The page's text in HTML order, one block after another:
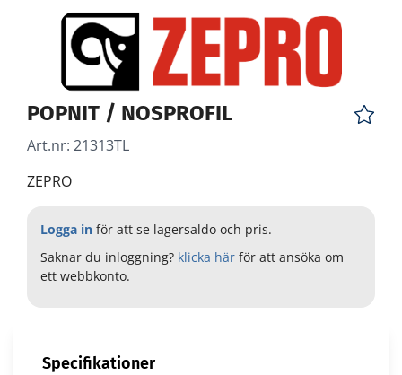
POPNIT / NOSPROFIL
Art.nr: 21313TL
ZEPRO
Logga in för att se lagersaldo och pris.
Saknar du inloggning? klicka här för att ansöka om
ett webbkonto.
Specifikationer